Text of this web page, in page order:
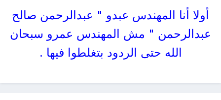
أولا أنا المهندس عبدو " عبدالرحمن صالح
عبدالرحمن " مش المهندس عمرو سبحان
الله حتى الردود بتغلطوا فيها .